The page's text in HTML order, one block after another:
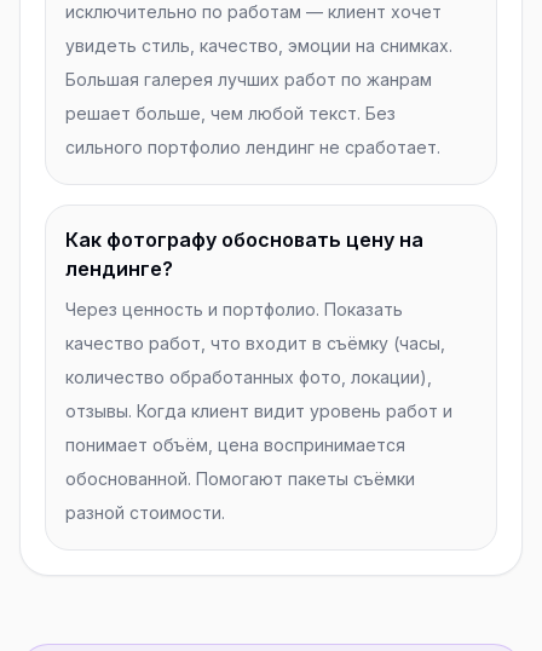
исключительно по работам — клиент хочет
увидеть стиль, качество, эмоции на снимках.
Большая галерея лучших работ по жанрам
решает больше, чем любой текст. Без
сильного портфолио лендинг не сработает.
Как фотографу обосновать цену на
лендинге?
Через ценность и портфолио. Показать
качество работ, что входит в съёмку (часы,
количество обработанных фото, локации),
отзывы. Когда клиент видит уровень работ и
понимает объём, цена воспринимается
обоснованной. Помогают пакеты съёмки
разной стоимости.